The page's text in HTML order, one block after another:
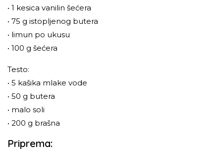
• 1 kesica vanilin šećera
• 75 g istopljenog butera
• limun po ukusu
• 100 g šećera
Testo:
• 5 kašika mlake vode
• 50 g butera
• malo soli
• 200 g brašna
Priprema: